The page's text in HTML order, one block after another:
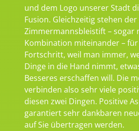
und dem Logo unserer Stadt
Fusion. Gleichzeitig stehen
Zimmermannsbleistift – sogar
Kombination miteinander –
Fortschritt, weil man immer,
Dinge in die Hand nimmt,
Besseres erschaffen will. Die
verbinden also sehr viele
diesen zwei Dingen. Positive
garantiert sehr dankbaren
auf Sie übertragen werden.